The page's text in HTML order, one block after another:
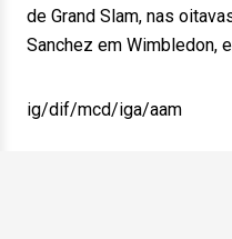
de Grand Slam, nas
Sanchez em Wimbledon,
ig/dif/mcd/iga/aam